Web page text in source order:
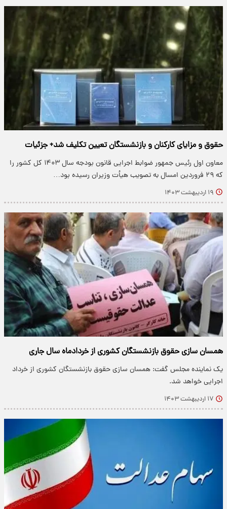
حقوق و مزایای کارکنان و بازنشستگان تعیین تکلیف شد+ جزئیات
معاون اول رئیس جمهور ضوابط اجرایی قانون بودجه سال ۱۴۰۳ کل کشور را
که ۲۹ فروردین امسال به تصویب هیأت وزیران رسیده بود…
۱۹ اردیبهشت ۱۴۰۳
همسان سازی حقوق بازنشستگان کشوری از خردادماه سال جاری
یک نماینده مجلس گفت: همسان سازی حقوق بازنشستگان کشوری از خرداد
اجرایی خواهد شد.
۱۷ اردیبهشت ۱۴۰۳